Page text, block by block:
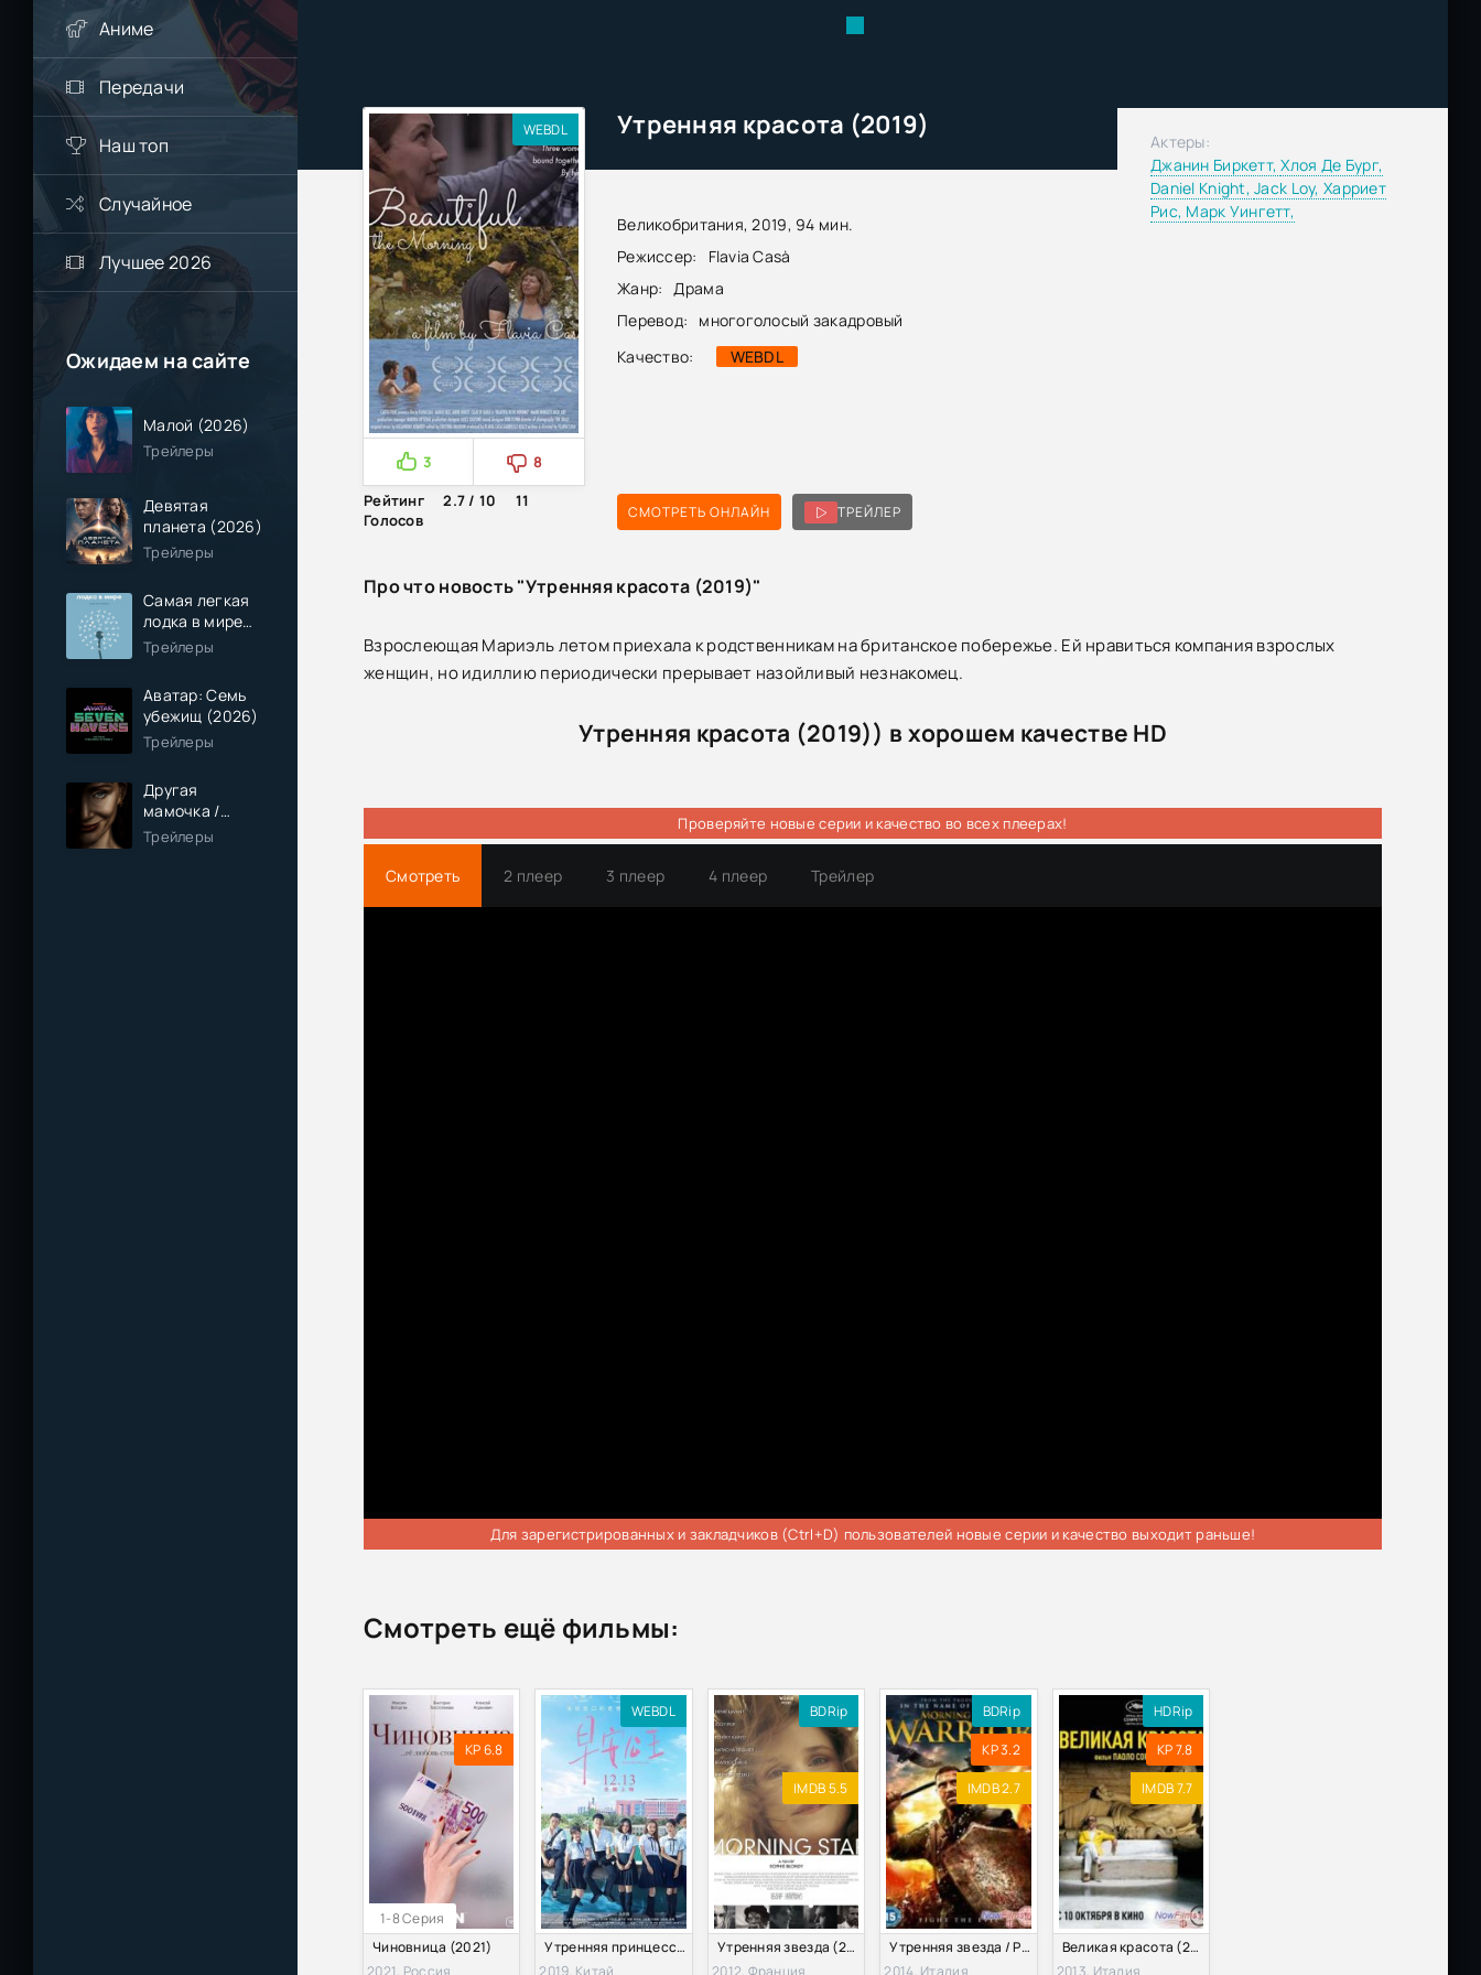
Аниме
Передачи
Наш топ
Случайное
Лучшее 2026
Ожидаем на сайте
Малой (2026)
Трейлеры
Девятая
планета (2026)
Трейлеры
Самая легкая
лодка в мире
(2026)
Трейлеры
Аватар: Семь
убежищ (2026)
Трейлеры
Другая
мамочка /
Чужая мама
(2026)
Трейлеры
Утренняя красота (2019)
Великобритания, 2019, 94 мин.
Режиссер:
Flavia Casà
Жанр:
Драма
Перевод:
многоголосый закадровый
Качество:
WEBDL
WEBDL
3
8
Рейтинг
2.7 / 10
11
Голосов
СМОТРЕТЬ ОНЛАЙН ТРЕЙЛЕР
Актеры:
Джанин Биркетт,Хлоя Де Бург,
Daniel Knight,Jack Loy, Харриет
Рис, Марк Уингетт,
Про что новость "Утренняя красота (2019)"
Взрослеющая Мариэль летом приехала к родственникам на британское побережье. Ей нравиться компания взрослых
женщин, но идиллию периодически прерывает назойливый незнакомец.
Утренняя красота (2019)) в хорошем качестве HD
Проверяйте новые серии и качество во всех плеерах!
Смотреть 2 плеер 3 плеер 4 плеер Трейлер
Для зарегистрированных и закладчиков (Ctrl+D) пользователей новые серии и качество выходит раньше!
Смотреть ещё фильмы:
1-8 Серия
KP 6.8
Чиновница (2021)
2021, Россия
WEBDL
Утренняя принцесса (2019)
2019, Китай
BDRip
IMDB 5.5
Утренняя звезда (2012)
2012, Франция
BDRip
KP 3.2
IMDB 2.7
Утренняя звезда / Рыцарь колдовства (2014)
2014, Италия
HDRip
KP 7.8
IMDB 7.7
Великая красота (2013)
2013, Италия